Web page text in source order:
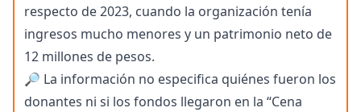
respecto de 2023, cuando la organización tenía
ingresos mucho menores y un patrimonio neto de
12 millones de pesos.
🔎 La información no especifica quiénes fueron los
donantes ni si los fondos llegaron en la “Cena